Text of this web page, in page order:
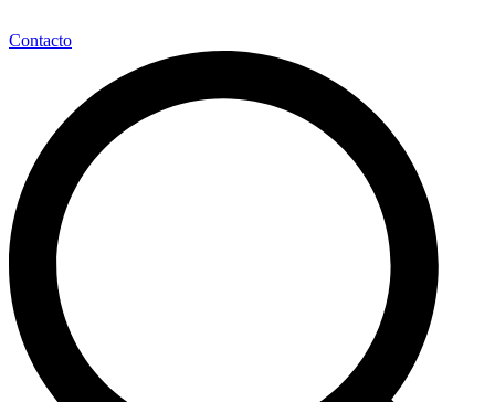
Contacto